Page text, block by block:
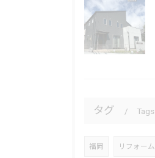
タグ Tags
福岡 リフォーム